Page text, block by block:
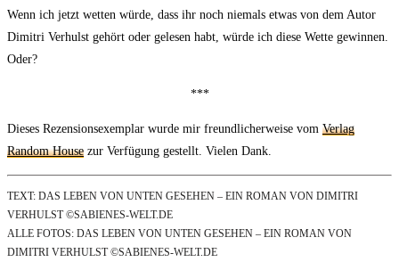
Wenn ich jetzt wetten würde, dass ihr noch niemals etwas von dem Autor
Dimitri Verhulst gehört oder gelesen habt, würde ich diese Wette gewinnen.
Oder?
***
Dieses Rezensionsexemplar wurde mir freundlicherweise vom Verlag
Random House zur Verfügung gestellt. Vielen Dank.
TEXT: DAS LEBEN VON UNTEN GESEHEN – EIN ROMAN VON DIMITRI
VERHULST ©SABIENES-WELT.DE
ALLE FOTOS: DAS LEBEN VON UNTEN GESEHEN – EIN ROMAN VON
DIMITRI VERHULST ©SABIENES-WELT.DE